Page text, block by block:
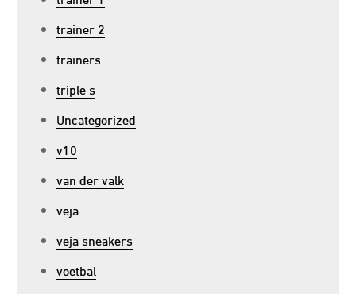
trainer 2
trainers
triple s
Uncategorized
v10
van der valk
veja
veja sneakers
voetbal